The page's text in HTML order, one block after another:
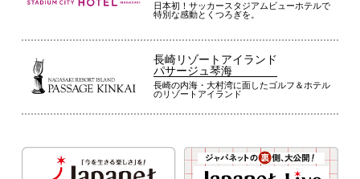
日本初！サッカースタジアムビューホテルで
特別な感動とくつろぎを。
長崎リゾートアイランド
パサージュ琴海
長崎の内海・大村湾に面したゴルフ＆ホテル
のリゾートアイランド